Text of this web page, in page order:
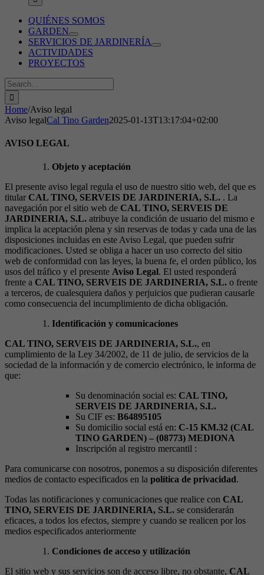
QUIÉNES SOMOS
GARDEN
SERVICIOS DE JARDINERÍA
ACTIVIDADES
PROYECTOS
Search
for:
Home/Aviso legal
Aviso legalCal Tino Garden2025-01-13T13:17:04+02:00
AVISO LEGAL
Objeto y aceptación
El presente aviso legal regula el uso de nuestro sitio web, del que es
titular CAL TINO, SERVEIS DE JARDINERIA, S.L. . La
navegación por el sitio web de CAL TINO, SERVEIS DE
JARDINERIA, S.L. atribuye la condición de usuario del mismo e
implica la aceptación plena y sin reservas de todas y cada una de las
disposiciones incluidas en este Aviso Legal, que pueden sufrir
modificaciones. Usted se obliga a hacer un uso correcto del sitio
web de conformidad con las leyes, la buena fe, el orden público, los
usos del tráfico y el presente Aviso Legal. El usted responderá
frente a CAL TINO, SERVEIS DE JARDINERIA, S.L. o frente
a terceros, de cualesquiera daños y perjuicios que pudieran causarle
como consecuencia del incumplimiento de dicha obligación.
Identificación y comunicaciones
CAL TINO, SERVEIS DE JARDINERIA, S.L., en
cumplimiento de la Ley 34/2002, de 11 de julio, de servicios de la
sociedad de la información y de comercio electrónico, le informa de
que:
Su denominación social es: CAL TINO,
SERVEIS DE JARDINERIA, S.L.
Su CIF es: B64895105
Su domicilio social está en: C-15 KM.32 (CAL
TINO GARDEN) – (08773) MEDIONA
Inscripción al registro mercantil :
Para comunicarse con nosotros, ponemos a su disposición diferentes
medios de contacto especificados en la política de privacidad.
Todas las notificaciones y comunicaciones que realice con CAL
TINO, SERVEIS DE JARDINERIA, S.L. se considerarán
eficaces, a todos los efectos, siempre y cuando se realicen por los
medios especificados anteriormente
Condiciones de acceso y utilización
El sitio web y sus servicios son de acceso libre, no obstante, CAL